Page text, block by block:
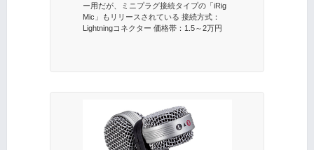
ー用だが、ミニプラグ接続タイプの「iRig
Mic」もリリースされている 接続方式：
Lightningコネクター 価格帯：1.5～2万円